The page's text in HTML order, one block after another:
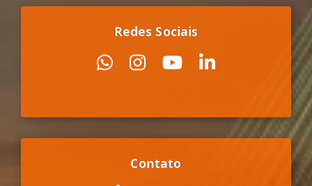
Redes Sociais
Contato